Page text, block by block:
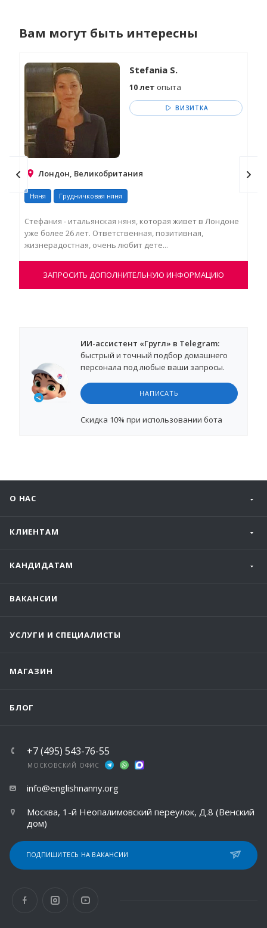
Вам могут быть интересны
Stefania S.
10 лет опыта
ВИЗИТКА
Лондон, Великобритания
Няня Грудничковая няня
Стефания - итальянская няня, которая живет в Лондоне
уже более 26 лет. Ответственная, позитивная,
жизнерадостная, очень любит дете...
ЗАПРОСИТЬ ДОПОЛНИТЕЛЬНУЮ ИНФОРМАЦИЮ
ИИ-ассистент «Гругл» в Telegram:
быстрый и точный подбор домашнего
персонала под любые ваши запросы.
НАПИСАТЬ
Cкидка 10% при использовании бота
О НАС
КЛИЕНТАМ
КАНДИДАТАМ
ВАКАНСИИ
УСЛУГИ И СПЕЦИАЛИСТЫ
МАГАЗИН
БЛОГ
+7 (495) 543-76-55
МОСКОВСКИЙ ОФИС
info@englishnanny.org
Москва, 1-й Неопалимовский переулок, Д.8 (Венский
дом)
ПОДПИШИТЕСЬ НА ВАКАНСИИ